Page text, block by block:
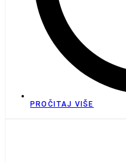
PROČITAJ VIŠE